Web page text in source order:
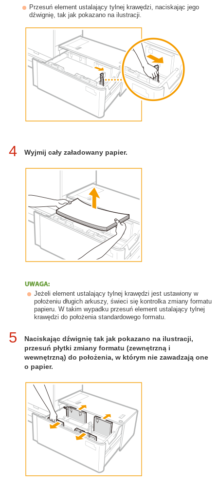
Przesuń element ustalający tylnej krawędzi, naciskając jego
dźwignię, tak jak pokazano na ilustracji.
4 Wyjmij cały załadowany papier.
Jeżeli element ustalający tylnej krawędzi jest ustawiony w
położeniu długich arkuszy, świeci się kontrolka zmiany formatu
papieru. W takim wypadku przesuń element ustalający tylnej
krawędzi do położenia standardowego formatu.
5
Naciskając dźwignię tak jak pokazano na ilustracji,
przesuń płytki zmiany formatu (zewnętrzną i
wewnętrzną) do położenia, w którym nie zawadzają one
o papier.